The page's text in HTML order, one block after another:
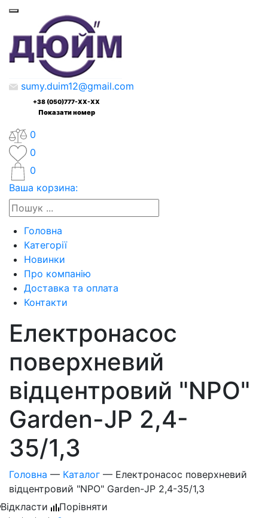
sumy.duim12@gmail.com
+38 (050)777-XX-XX
Показати номер
0
0
0
Ваша корзина:
Головна
Категорії
Новинки
Про компанію
Доставка та оплата
Контакти
Електронасос
поверхневий
відцентровий "NPO"
Garden-JP 2,4-
35/1,3
Головна — Каталог — Електронасос поверхневий
відцентровий "NPO" Garden-JP 2,4-35/1,3
Відкласти
Порівняти